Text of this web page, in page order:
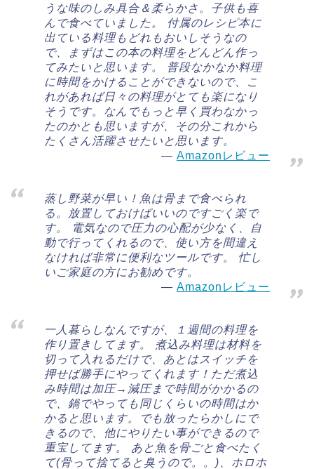
うな味のしみ具合＆柔らかさ。子供も喜
んで食べていました。 付属のレシピ本に
出ている料理もどれもおいしそうなの
で、まずはこの本の料理をどんどん作っ
てみたいと思います。 普段なかなか料理
に時間をかけることができないので、こ
れがあれば日々の料理がとても楽になり
そうです。なんでもっと早く買わなかっ
たのかとも思いますが、その分これから
たくさん活躍させたいと思います。
Amazonレビュー
蒸し野菜が早い！魚は骨まで食べられ
る。放置しておけばいいのですごく楽で
す。 電気なので圧力の心配が少なく、自
動で行ってくれるので、使い方を間違え
なければ非常に便利なツールです。 忙し
いご家庭の方にお勧めです。
Amazonレビュー
一人暮らしなんですが、１週間の料理を
作り置きしてます。 煮込み料理は材料を
切って入れるだけで、あとはスイッチを
押せば勝手にやってくれます！ただ煮込
み時間は加圧→減圧まで時間がかかるの
で、鍋でやっても同じくらいの時間はか
かると思います。でも放ったらかしにで
きるので、他にやりたい事ができるので
重宝してます。 あと魚を骨ごと食べたく
て(骨って捨てると臭うので。。)、ホロホ